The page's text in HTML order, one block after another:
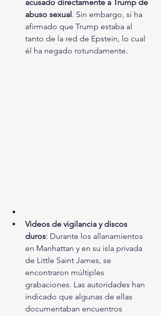
acusado directamente a Trump de
abuso sexual. Sin embargo, sí ha
afirmado que Trump estaba al
tanto de la red de Epstein, lo cual
él ha negado rotundamente.
Videos de vigilancia y discos
duros: Durante los allanamientos
en Manhattan y en su isla privada
de Little Saint James, se
encontraron múltiples
grabaciones. Las autoridades han
indicado que algunas de ellas
documentaban encuentros